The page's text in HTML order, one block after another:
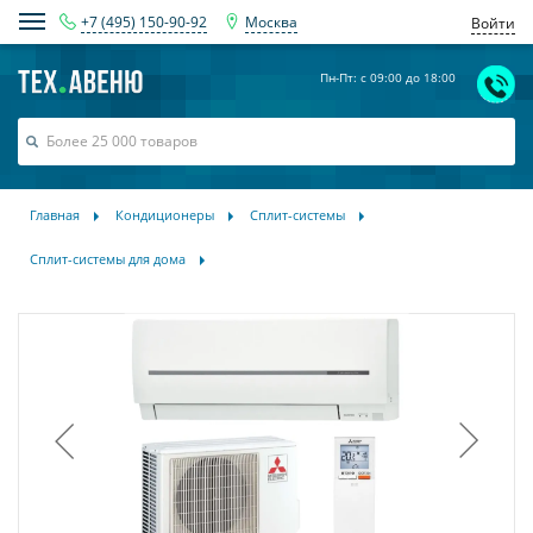
+7 (495) 150-90-92 Москва Войти
Пн-Пт: с 09:00 до 18:00
Главная Кондиционеры Сплит-системы
Сплит-системы для дома